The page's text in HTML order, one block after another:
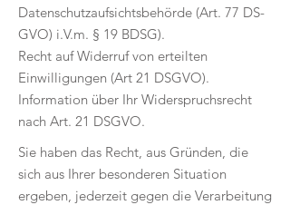
Datenschutzaufsichtsbehörde (Art. 77 DS-
GVO) i.V.m. § 19 BDSG).
Recht auf Widerruf von erteilten
Einwilligungen (Art 21 DSGVO).
Information über Ihr Widerspruchsrecht
nach Art. 21 DSGVO.
Sie haben das Recht, aus Gründen, die
sich aus Ihrer besonderen Situation
ergeben, jederzeit gegen die Verarbeitung